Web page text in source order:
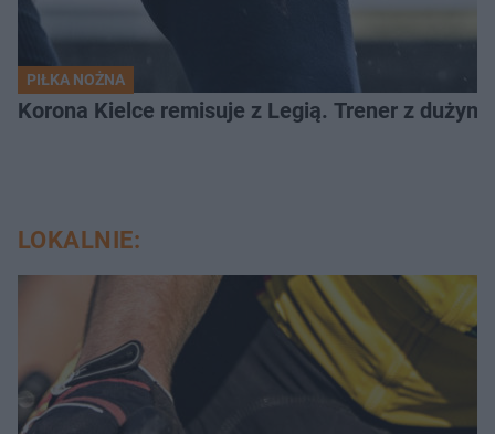
PIŁKA NOŻNA
Korona Kielce remisuje z Legią. Trener z dużym
LOKALNIE: